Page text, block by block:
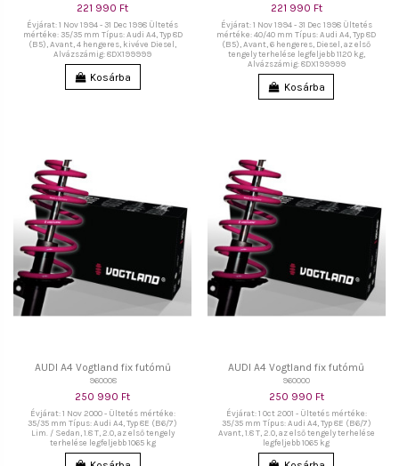
221 990 Ft
Évjárat: 1 Nov 1994 - 31 Dec 1998 Ültetés
mértéke: 35/35 mm Típus: Audi A4, Typ 8D
(B5), Avant, 4 hengeres, kivéve Diesel,
Alvázszámig: 8DX199999
Kosárba
221 990 Ft
Évjárat: 1 Nov 1994 - 31 Dec 1998 Ültetés
mértéke: 40/40 mm Típus: Audi A4, Typ 8D
(B5), Avant, 6 hengeres, Diesel, az első
tengely terhelése legfeljebb 1120 kg,
Alvázszámig: 8DX199999
Kosárba
AUDI A4 Vogtland fix futómű
960008
250 990 Ft
Évjárat: 1 Nov 2000 - Ültetés mértéke:
35/35 mm Típus: Audi A4, Typ 8E (B6/7)
Lim. / Sedan, 1.8 T, 2.0, az első tengely
terhelése legfeljebb 1065 kg
AUDI A4 Vogtland fix futómű
960000
250 990 Ft
Évjárat: 1 Oct 2001 - Ültetés mértéke:
35/35 mm Típus: Audi A4, Typ 8E (B6/7)
Avant, 1.8 T, 2.0, az első tengely terhelése
legfeljebb 1065 kg